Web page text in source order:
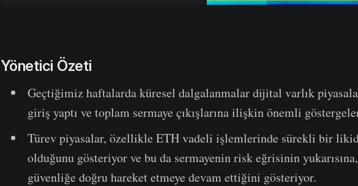
Yönetici Özeti
Geçtiğimiz haftalarda küresel dalgalanmalar dijital varlık
giriş yaptı ve toplam sermaye çıkışlarına ilişkin önemli
Türev piyasalar, özellikle ETH vadeli işlemlerinde sürekli bir
olduğunu gösteriyor ve bu da sermayenin risk eğrisinin
güvenliğe doğru hareket etmeye devam ettiğini gösteriyor.